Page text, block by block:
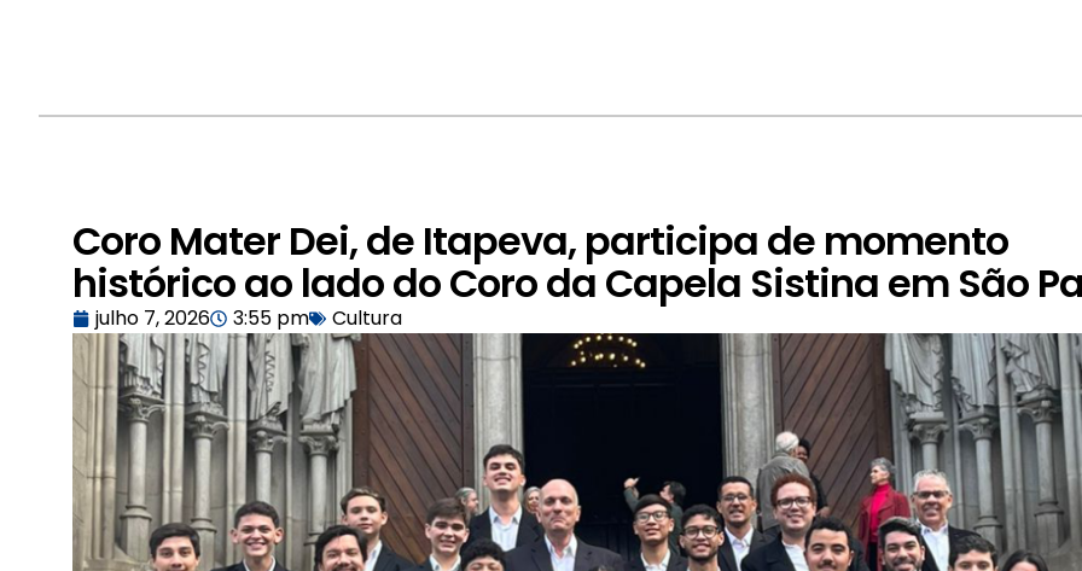
Coro Mater Dei, de Itapeva, participa de momento
histórico ao lado do Coro da Capela Sistina em São
julho 7, 2026 3:55 pm Cultura